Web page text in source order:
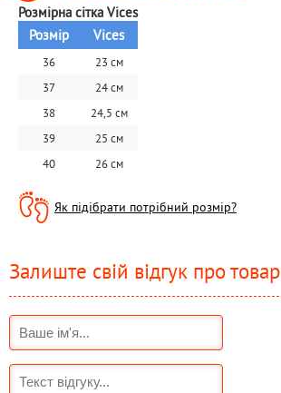
Розмірна сітка Vices
Розмір
Vices
36
23 см
37
24 см
38
24,5 см
39
25 см
40
26 см
Як підібрати потрібний розмір?
Залиште свій відгук про товар